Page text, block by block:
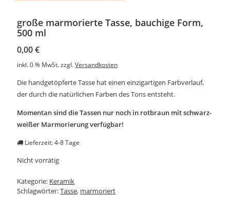
große marmorierte Tasse, bauchige Form,
500 ml
0,00€
inkl. 0 % MwSt. zzgl.Versandkosten
Die handgetöpferte Tasse hat einen einzigartigen Farbverlauf,
der durch die natürlichen Farben des Tons entsteht.
Momentan sind die Tassen nur noch in rotbraun mit schwarz-
weißer Marmorierung verfügbar!
Lieferzeit: 4-8 Tage
Nicht vorrätig
Kategorie: Keramik
Schlagwörter:Tasse, marmoriert